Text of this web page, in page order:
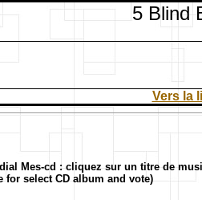
5 Blind
Vers la
Mes-cd : cliquez sur un titre de
select CD album and vote)